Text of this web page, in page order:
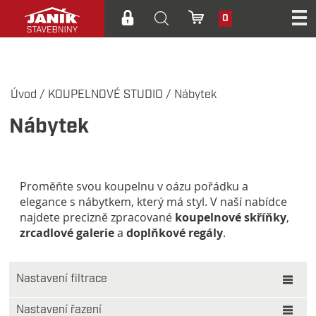
0
Úvod / KOUPELNOVÉ STUDIO / Nábytek
Nábytek
Proměňte svou koupelnu v oázu pořádku a
elegance s nábytkem, který má styl. V naší nabídce
najdete precizně zpracované koupelnové skříňky,
zrcadlové galerieadoplňkové regály.
Nastavení filtrace
Zobrazit pouze:
Nastavení řazení